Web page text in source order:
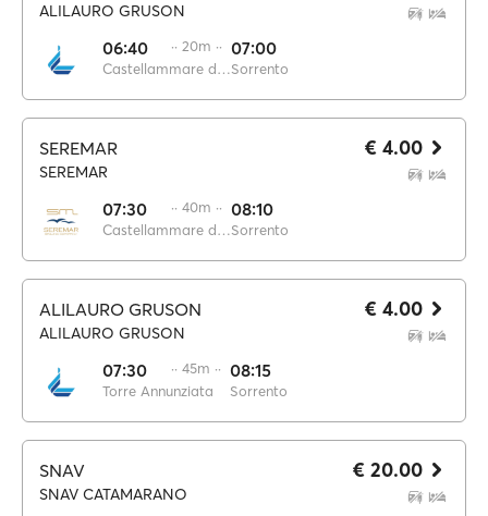
ALILAURO GRUSON
06:40
Castellammare di Stabia
·· 20m ·· 07:00
Sorrento
SEREMAR
SEREMAR
07:30
Castellammare di Stabia
·· 40m ·· 08:10
Sorrento
€ 4.00
ALILAURO GRUSON
ALILAURO GRUSON
07:30
Torre Annunziata
·· 45m ·· 08:15
Sorrento
€ 4.00
SNAV
SNAV CATAMARANO
€ 20.00